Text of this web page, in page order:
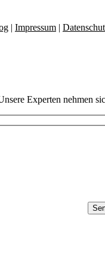
| Impressum|
Experten nehmen